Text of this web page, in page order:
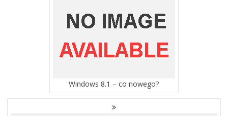
Windows 8.1 – co nowego?